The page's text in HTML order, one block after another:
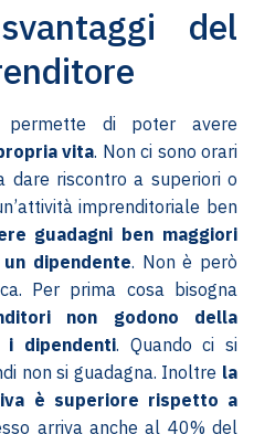
del
di poter avere
vita. Non ci sono orari
dare riscontro a superiori o
imprenditoriale ben
guadagni ben maggiori
dipendente. Non è però
Per prima cosa bisogna
non godono della
dipendenti. Quando ci si
non si guadagna. Inoltre la
è superiore rispetto a
arriva anche al 40% del